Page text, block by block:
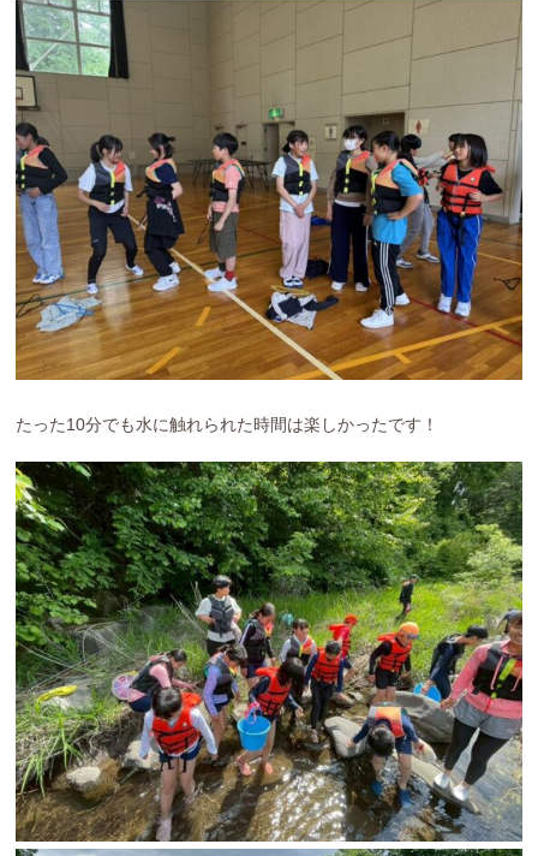
通年コース
週末コース
短期コース
RECRUIT
新卒採用
International Staff
電話をする
お問い合わせ
アクセス
たった10分でも水に触れられた時間は楽しかったです！